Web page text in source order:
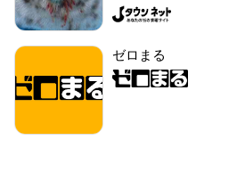
ゼロまる